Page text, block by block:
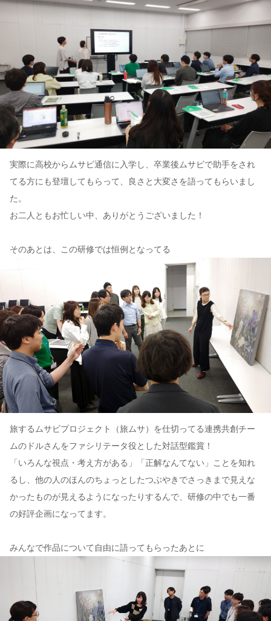
実際に高校からムサビ通信に入学し、卒業後ムサビで助手をされ
てる方にも登壇してもらって、良さと大変さを語ってもらいまし
た。
お二人ともお忙しい中、ありがとうございました！
そのあとは、この研修では恒例となってる
旅するムサビプロジェクト（旅ムサ）を仕切ってる連携共創チー
ムのドルさんをファシリテータ役とした対話型鑑賞！
「いろんな視点・考え方がある」「正解なんてない」ことを知れ
るし、他の人のほんのちょっとしたつぶやきでさっきまで見えな
かったものが見えるようになったりするんで、研修の中でも一番
の好評企画になってます。
みんなで作品について自由に語ってもらったあとに